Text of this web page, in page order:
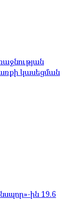
կասեցման
ին 19.6